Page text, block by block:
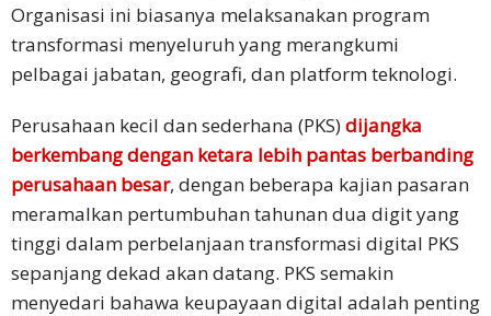
Organisasi ini biasanya melaksanakan program
transformasi menyeluruh yang merangkumi
pelbagai jabatan, geografi, dan platform teknologi.
Perusahaan kecil dan sederhana (PKS)dijangka
berkembang dengan ketara lebih pantas berbanding
perusahaan besar, dengan beberapa kajian pasaran
meramalkan pertumbuhan tahunan dua digit yang
tinggi dalam perbelanjaan transformasi digital PKS
sepanjang dekad akan datang. PKS semakin
menyedari bahawa keupayaan digital adalah penting